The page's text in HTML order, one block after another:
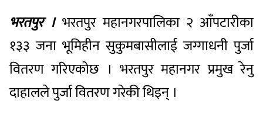
भरतपुर । भरतपुर महानगरपालिका २ आँपटारीका
१३३ जना भूमिहीन सुकुमबासीलाई जग्गाधनी पुर्जा
वितरण गरिएकोछ । भरतपुर महानगर प्रमुख रेनु
दाहालले पुर्जा वितरण गरेकी थिइन् ।